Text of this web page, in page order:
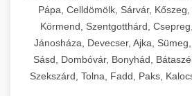
Pápa, Celldömölk, Sárvár, Kőszeg,
Körmend, Szentgotthárd,
Jánosháza, Devecser, Ajka,
Sásd, Dombóvár, Bonyhád,
Szekszárd, Tolna, Fadd, Paks,